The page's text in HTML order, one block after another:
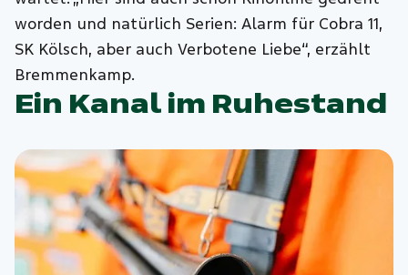
worden und natürlich Serien: Alarm für Cobra 11,
SK Kölsch, aber auch Verbotene Liebe“, erzählt
Bremmenkamp.
Ein Kanal im Ruhestand